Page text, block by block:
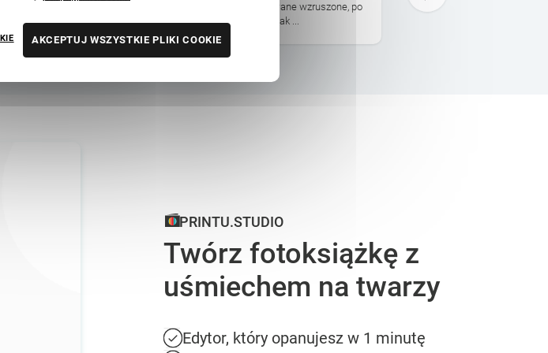
Prezent przepiękny, wysokiej jakości. Osoby obdarowane wzruszone, po
prostu przepięknie, naprawdę polecam i dziękuję za tak ...
obiecywali na czas i był
PRINTU.STUDIO
Twórz fotoksiążkę z
uśmiechem na twarzy
Edytor, który opanujesz w 1 minutę
AKCEPTUJ WSZYSTKIE PLIKI COOKIE